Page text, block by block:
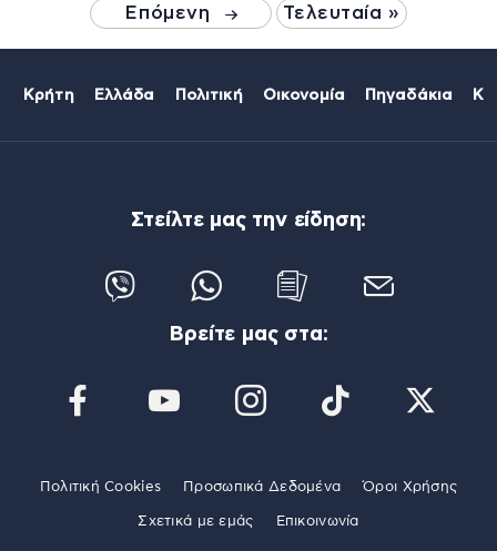
Επόμενη
Τελευταία »
Κρήτη Ελλάδα Πολιτική Οικονομία Πηγαδάκια
Στείλτε μας την είδηση:
Βρείτε μας στα:
Πολιτική Cookies Προσωπικά Δεδομένα Όροι Χρήσης
Σχετικά με εμάς Επικοινωνία